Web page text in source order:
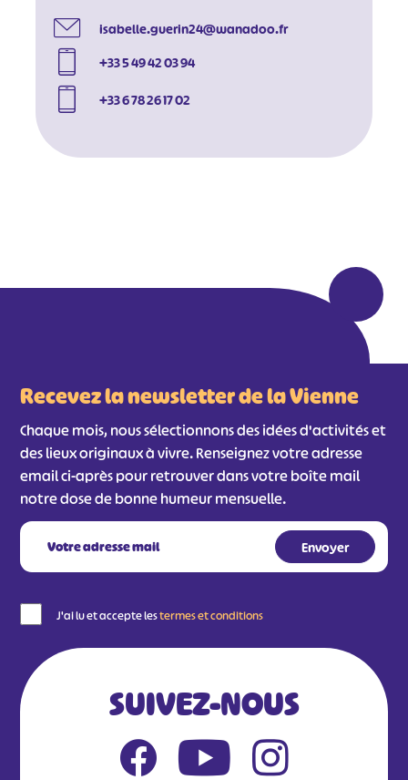
isabelle.guerin24@wanadoo.fr
+33 5 49 42 03 94
+33 6 78 26 17 02
Recevez la newsletter de la Vienne
Chaque mois, nous sélectionnons des idées d'activités et
des lieux originaux à vivre. Renseignez votre adresse
email ci-après pour retrouver dans votre boîte mail
notre dose de bonne humeur mensuelle.
J'ai lu et accepte lestermes et conditions
SUIVEZ-NOUS
# # #
#
#
#
#